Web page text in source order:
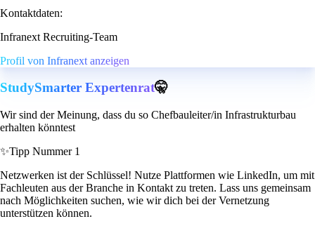
Kontaktdaten:
Infranext Recruiting-Team
Profil von Infranext anzeigen
StudySmarter Expertenrat🤫
Wir sind der Meinung, dass du so Chefbauleiter/in Infrastrukturbau
erhalten könntest
✨Tipp Nummer 1
Netzwerken ist der Schlüssel! Nutze Plattformen wie LinkedIn, um mit
Fachleuten aus der Branche in Kontakt zu treten. Lass uns gemeinsam
nach Möglichkeiten suchen, wie wir dich bei der Vernetzung
unterstützen können.